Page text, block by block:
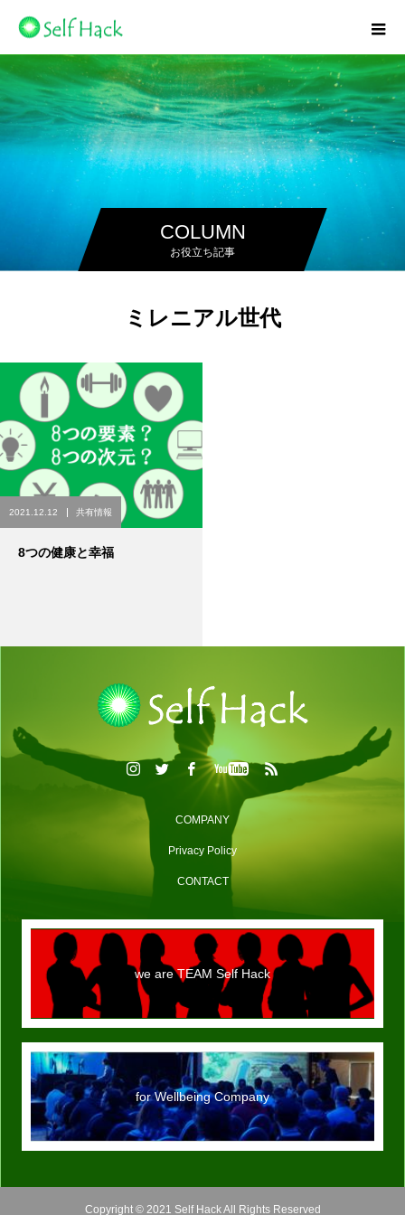
COLUMN
お役立ち記事
ミレニアル世代
2021.12.12 共有情報
8つの健康と幸福
COMPANY
Privacy Policy
CONTACT
we are TEAM Self Hack
for Wellbeing Company
Copyright © 2021 Self Hack All Rights Reserved